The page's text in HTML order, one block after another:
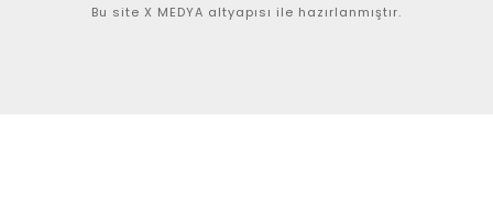
Bu site X MEDYA altyapısı ile hazırlanmıştır.